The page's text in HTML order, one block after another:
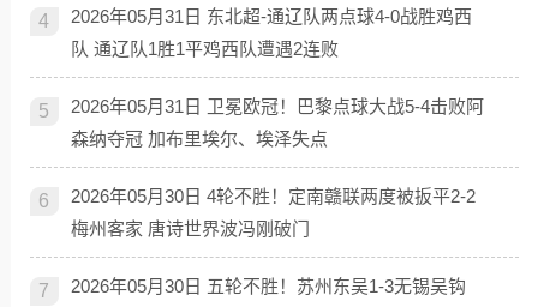
4
2026年05月31日 东北超-通辽队两点球4-0战胜鸡西
队 通辽队1胜1平鸡西队遭遇2连败
5
2026年05月31日 卫冕欧冠！巴黎点球大战5-4击败阿
森纳夺冠 加布里埃尔、埃泽失点
6
2026年05月30日 4轮不胜！定南赣联两度被扳平2-2
梅州客家 唐诗世界波冯刚破门
7
2026年05月30日 五轮不胜！苏州东吴1-3无锡吴钩